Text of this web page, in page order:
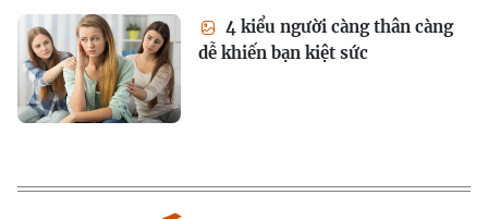
4 kiểu người càng thân càng
dễ khiến bạn kiệt sức